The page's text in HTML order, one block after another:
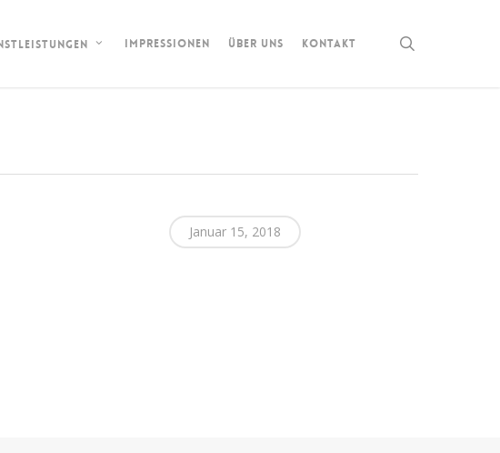
IMPRESSIONEN ÜBER UNS KONTAKT
Januar 15, 2018